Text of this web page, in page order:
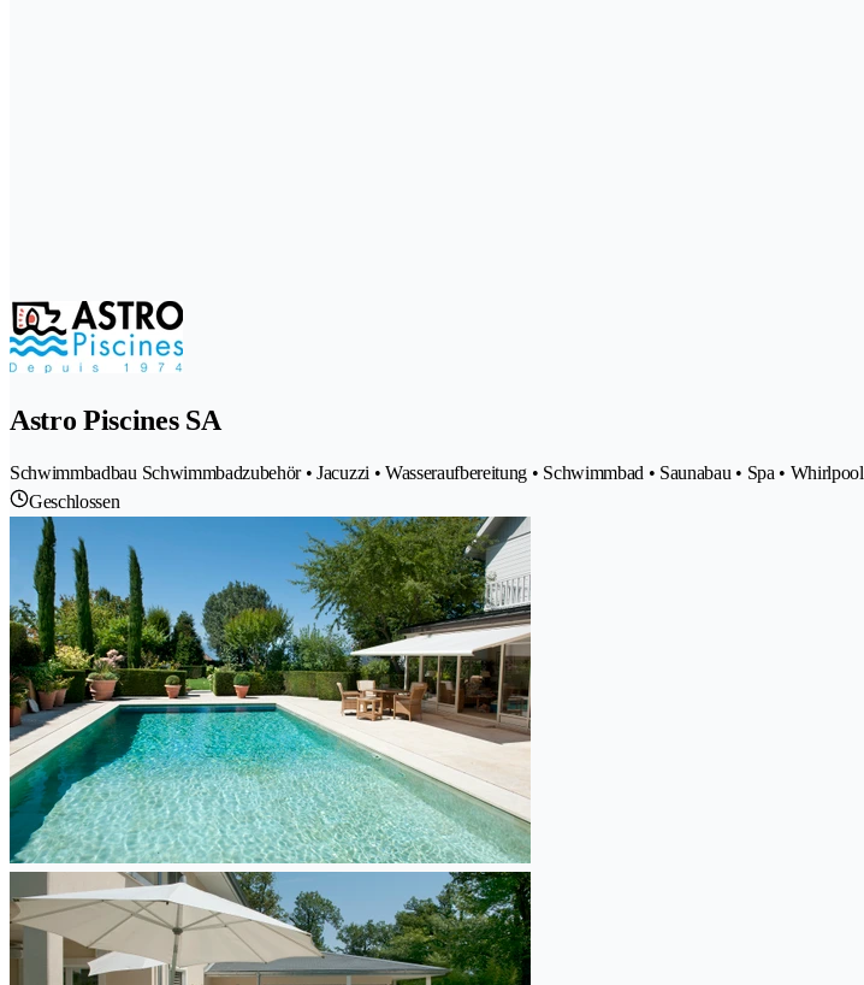
Astro Piscines SA
Schwimmbadbau Schwimmbadzubehör • Jacuzzi • Wasseraufbereitung • Schwimmbad • Saunabau • Spa • Whirlpool
Geschlossen